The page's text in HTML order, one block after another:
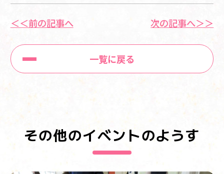
＜＜前の記事へ
一覧に戻る
次の記事へ＞＞
その他のイベントのようす